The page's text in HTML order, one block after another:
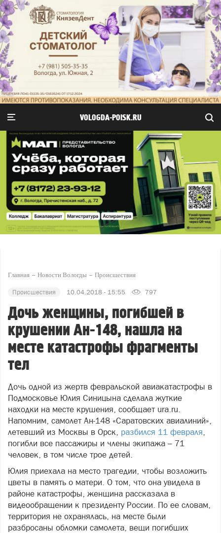
VOLOGDA-POISK.RU
Главная Новости Вологды Происшествия
Происшествия 10.04.2018 - 15:55 797
Дочь женщины, погибшей в
крушении Ан-148, нашла на
месте катастрофы фрагменты
тел
Дочь одной из жертв февральской авиакатастрофы в
Подмосковье Юлия Синицына сделала жуткие
находки на месте крушения, сообщает ura.ru.
Напомним, самолет Ан-148 «Саратовских авиалиний»,
летевший из Москвы в Орск, разбился 11 февраля,
погибли все пассажиры и члены экипажа – 71
человек, в том числе трое детей.
Юлия приехала на место трагедии, чтобы возложить
цветы в память о матери. О том, что она увидела в
районе катастрофы, женщина рассказала в
видеообращении к президенту России. По ее словам,
территория не охранялась, на месте были
разбросаны обломки самолета, вещи погибших